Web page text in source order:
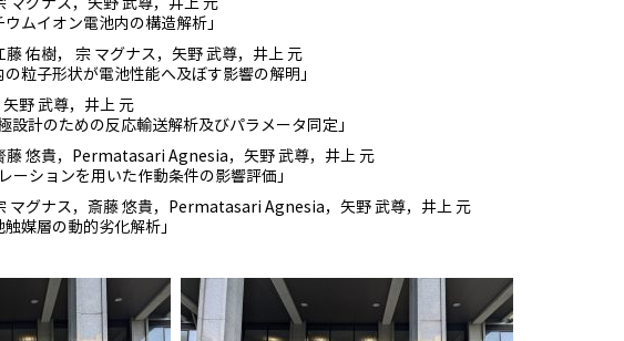
マグナス，矢野 武尊，井上 元
ムイオン電池内の構造解析」
佑樹， 宗 マグナス，矢野 武尊，井上 元
の粒子形状が電池性能へ及ぼす影響の解明」
野 武尊，井上 元
設計のための反応輸送解析及びパラメータ同定」
藤 悠貴，Permatasari Agnesia，矢野 武尊，井上 元
ーションを用いた作動条件の影響評価」
マグナス，斎藤 悠貴，Permatasari Agnesia，矢野 武尊，井上 元
媒層の動的劣化解析」